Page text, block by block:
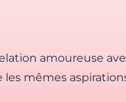
amoureuse
les mêmes